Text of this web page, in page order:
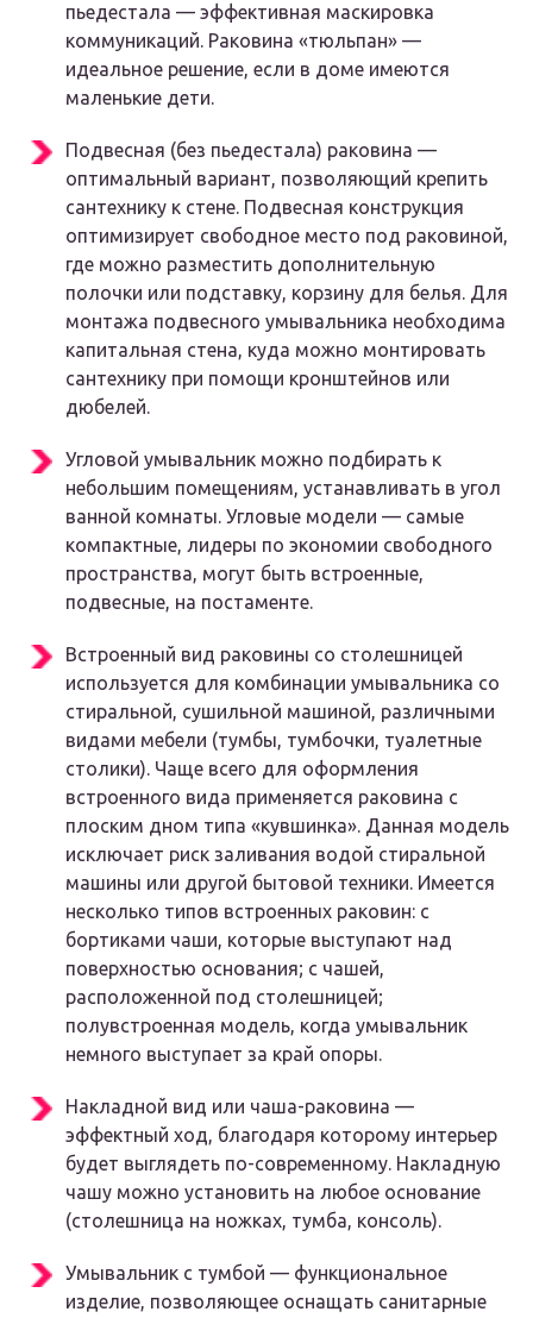
пьедестала — эффективная маскировка
коммуникаций. Раковина «тюльпан» —
идеальное решение, если в доме имеются
маленькие дети.
Подвесная (без пьедестала) раковина —
оптимальный вариант, позволяющий крепить
сантехнику к стене. Подвесная конструкция
оптимизирует свободное место под раковиной,
где можно разместить дополнительную
полочки или подставку, корзину для белья. Для
монтажа подвесного умывальника необходима
капитальная стена, куда можно монтировать
сантехнику при помощи кронштейнов или
дюбелей.
Угловой умывальник можно подбирать к
небольшим помещениям, устанавливать в угол
ванной комнаты. Угловые модели — самые
компактные, лидеры по экономии свободного
пространства, могут быть встроенные,
подвесные, на постаменте.
Встроенный вид раковины со столешницей
используется для комбинации умывальника со
стиральной, сушильной машиной, различными
видами мебели (тумбы, тумбочки, туалетные
столики). Чаще всего для оформления
встроенного вида применяется раковина с
плоским дном типа «кувшинка». Данная модель
исключает риск заливания водой стиральной
машины или другой бытовой техники. Имеется
несколько типов встроенных раковин: с
бортиками чаши, которые выступают над
поверхностью основания; с чашей,
расположенной под столешницей;
полувстроенная модель, когда умывальник
немного выступает за край опоры.
Накладной вид или чаша-раковина —
эффектный ход, благодаря которому интерьер
будет выглядеть по-современному. Накладную
чашу можно установить на любое основание
(столешница на ножках, тумба, консоль).
Умывальник с тумбой — функциональное
изделие, позволяющее оснащать санитарные